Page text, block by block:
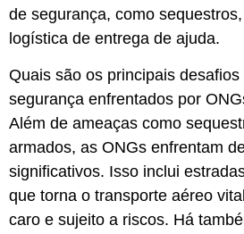
de segurança, como
logística de entrega de ajuda.
Quais são os principais
segurança enfrentados por
Além de ameaças como
armados, as ONGs enfrentam
significativos. Isso inclui
que torna o transporte aéreo
caro e sujeito a riscos. Há